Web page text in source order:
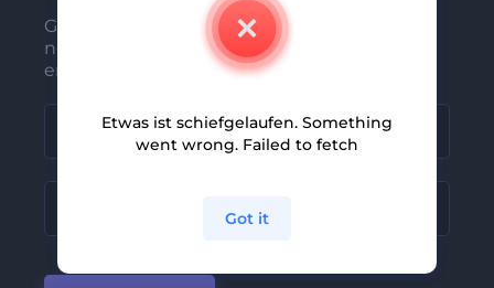
Gehören Sie zu den Ersten, die unsere
neuesten Nachrichten und Angebote
erhalten
Etwas ist schiefgelaufen. Something
went wrong. Failed to fetch
Got it